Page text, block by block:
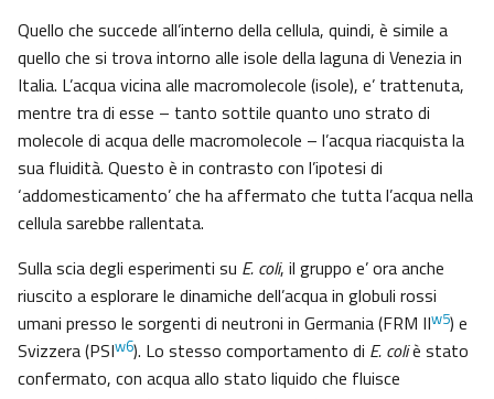
Quello che succede all’interno della cellula, quindi, è simile a
quello che si trova intorno alle isole della laguna di Venezia in
Italia. L’acqua vicina alle macromolecole (isole), e’ trattenuta,
mentre tra di esse – tanto sottile quanto uno strato di
molecole di acqua delle macromolecole – l’acqua riacquista la
sua fluidità. Questo è in contrasto con l’ipotesi di
‘addomesticamento’ che ha affermato che tutta l’acqua nella
cellula sarebbe rallentata.
Sulla scia degli esperimenti su E. coli, il gruppo e’ ora anche
riuscito a esplorare le dinamiche dell’acqua in globuli rossi
umani presso le sorgenti di neutroni in Germania (FRM IIw5) e
Svizzera (PSIw6). Lo stesso comportamento di E. coliè stato
confermato, con acqua allo stato liquido che fluisce